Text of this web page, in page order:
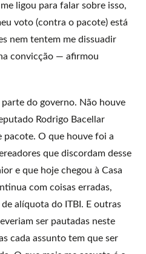
ligou para falar sobre isso,
voto (contra o pacote) está
nem tentem me dissuadir
convicção — afirmou
do governo. Não houve
Rodrigo Bacellar
pacote. O que houve foi a
que discordam desse
e que hoje chegou à Casa
com coisas erradas,
alíquota do ITBI. E outras
ser pautadas neste
cada assunto tem que ser